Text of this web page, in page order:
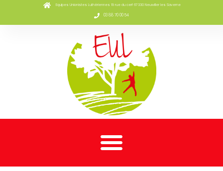
Equipes Unionistes Luthériennes 19 rue du cerf 67330 Neuwiller les Saverne
03 88 70 00 54